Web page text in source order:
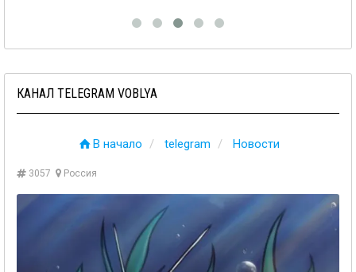
КАНАЛ TELEGRAM VOBLYA
В начало telegram Новости
3057 Россия